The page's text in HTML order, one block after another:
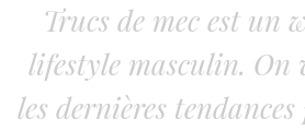
Trucs de mec est un
lifestyle masculin. On
les dernières